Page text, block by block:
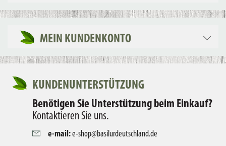
MEIN KUNDENKONTO
KUNDENUNTERSTÜTZUNG
Benötigen Sie Unterstützung beim Einkauf?
Kontaktieren Sie uns.
e-mail:e-shop@basilurdeutschland.de